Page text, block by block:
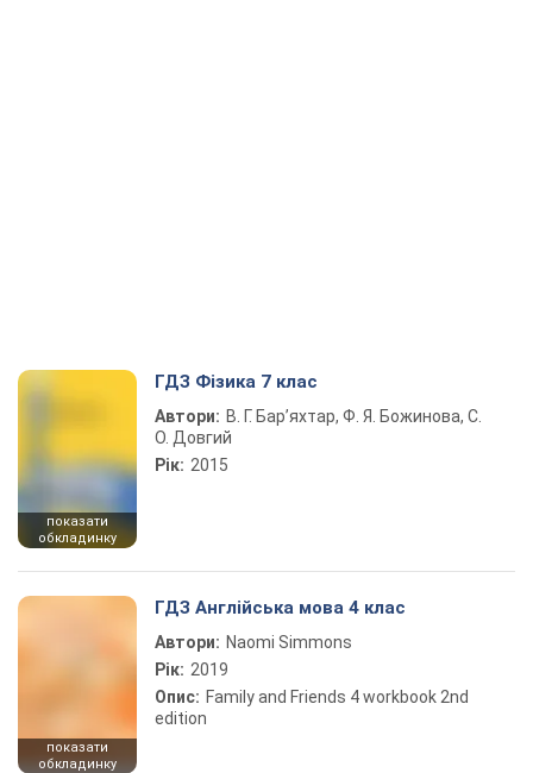
показати
обкладинку
ГДЗ Фізика 7 клас
Автори: В. Г. Бар’яхтар, Ф. Я. Божинова, С.
О. Довгий
Рік: 2015
показати
обкладинку
ГДЗ Англійська мова 4 клас
Автори: Naomi Simmons
Рік: 2019
Опис: Family and Friends 4 workbook 2nd
edition